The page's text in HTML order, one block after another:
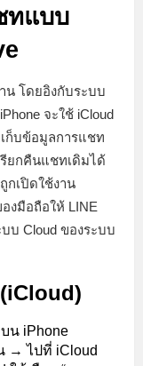
ทแบบ
น โดยอิงกับระบบ
จะใช้ iCloud
เก็บข้อมูลการแชท
ยกคืนแชทเดิมได้
กเปิดใช้งาน
งมือถือให้ LINE
บ Cloud ของระบบ
น iPhone
→ ไปที่ iCloud